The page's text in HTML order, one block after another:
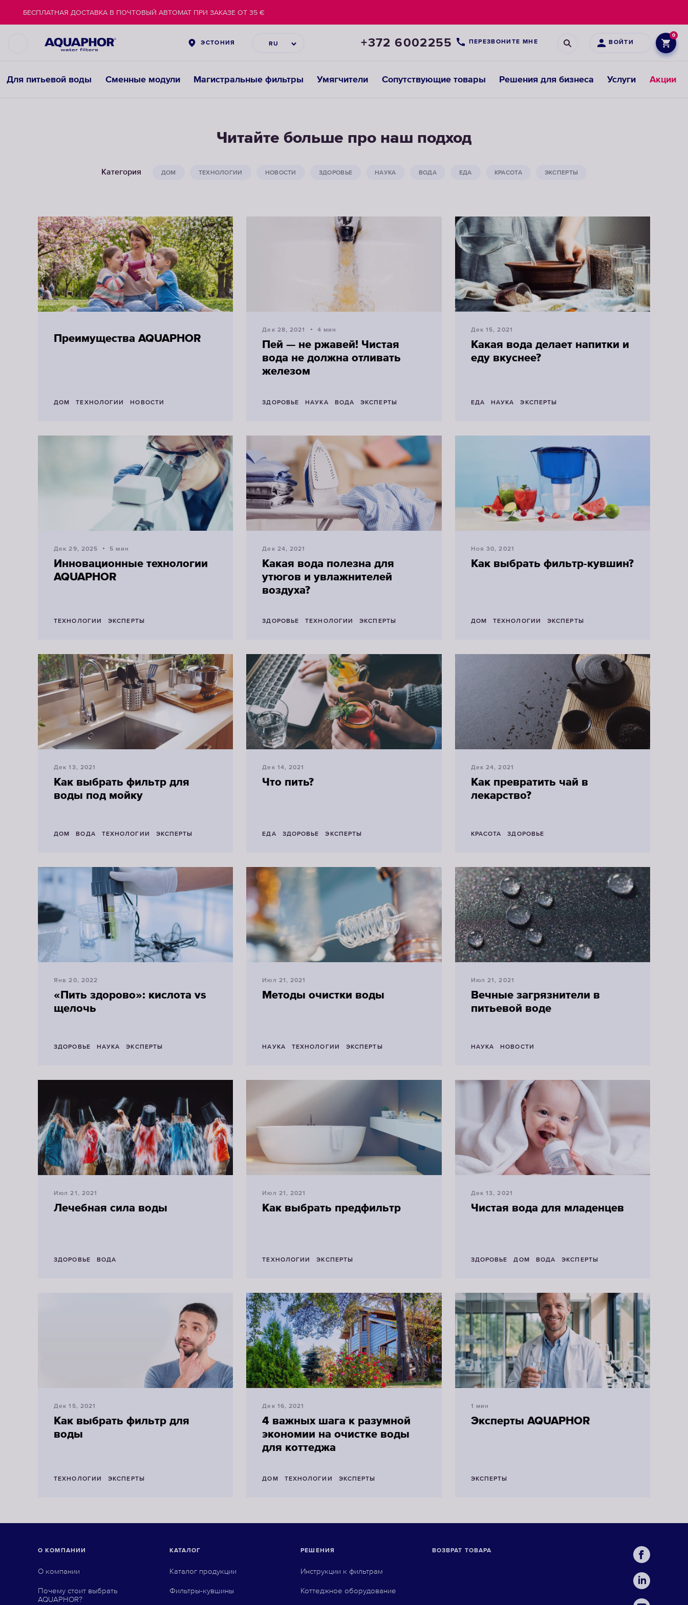
ЭСТОНИЯ RU +372 6002255 ПЕРЕЗВОНИТЕ МНЕ ВОЙТИ
0
Для питьевой воды Сменные модули
МОДУЛИ
Картриджи
для
фильтров-
насадок
МОДУЛИ
Магистральные фильтры Умягчители Сопутствующие товары Решения для бизнеса Услуги Акции
БЕСПЛАТНАЯ ДОСТАВКА В ПОЧТОВЫЙ АВТОМАТ ПРИ ЗАКАЗЕ ОТ 35 €
Читайте больше про наш подход
Категория ДОМ ТЕХНОЛОГИИ НОВОСТИ ЗДОРОВЬЕ НАУКА ВОДА ЕДА КРАСОТА ЭКСПЕРТЫ
Преимущества AQUAPHOR
ДОМ ТЕХНОЛОГИИ НОВОСТИ
Дек 28, 2021 4 мин
Пей — не ржавей! Чистая
вода не должна отливать
железом
ЗДОРОВЬЕ НАУКА ВОДА ЭКСПЕРТЫ
Дек 15, 2021
Какая вода делает напитки и
еду вкуснее?
ЕДА НАУКА ЭКСПЕРТЫ
Дек 29, 2025 5 мин
Инновационные технологии
AQUAPHOR
ТЕХНОЛОГИИ ЭКСПЕРТЫ
Дек 24, 2021
Какая вода полезна для
утюгов и увлажнителей
воздуха?
ЗДОРОВЬЕ ТЕХНОЛОГИИ ЭКСПЕРТЫ
Ноя 30, 2021
Как выбрать фильтр-кувшин?
ДОМ ТЕХНОЛОГИИ ЭКСПЕРТЫ
Дек 13, 2021
Как выбрать фильтр для
воды под мойку
ДОМ ВОДА ТЕХНОЛОГИИ ЭКСПЕРТЫ
Дек 14, 2021
Что пить?
ЕДА ЗДОРОВЬЕ ЭКСПЕРТЫ
Дек 24, 2021
Как превратить чай в
лекарство?
КРАСОТА ЗДОРОВЬЕ
Янв 20, 2022
«Пить здорово»: кислота vs
щелочь
ЗДОРОВЬЕ НАУКА ЭКСПЕРТЫ
Июл 21, 2021
Методы очистки воды
НАУКА ТЕХНОЛОГИИ ЭКСПЕРТЫ
Июл 21, 2021
Вечные загрязнители в
питьевой воде
НАУКА НОВОСТИ
Июл 21, 2021
Лечебная сила воды
ЗДОРОВЬЕ ВОДА
Июл 21, 2021
Как выбрать предфильтр
ТЕХНОЛОГИИ ЭКСПЕРТЫ
Дек 13, 2021
Чистая вода для младенцев
ЗДОРОВЬЕ ДОМ ВОДА ЭКСПЕРТЫ
Дек 15, 2021
Как выбрать фильтр для
воды
ТЕХНОЛОГИИ ЭКСПЕРТЫ
Дек 16, 2021
4 важных шага к разумной
экономии на очистке воды
для коттеджа
ДОМ ТЕХНОЛОГИИ ЭКСПЕРТЫ
1 мин
Эксперты AQUAPHOR
ЭКСПЕРТЫ
О КОМПАНИИ
О компании
Почему стоит выбрать
AQUAPHOR?
КАТАЛОГ
Каталог продукции
Фильтры-кувшины
РЕШЕНИЯ
Инструкции к фильтрам
Коттеджное оборудование
ВОЗВРАТ ТОВАРА